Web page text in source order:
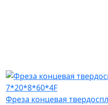
Фреза концевая